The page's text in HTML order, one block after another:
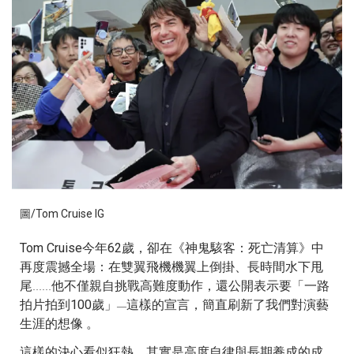
圖/Tom Cruise IG
Tom Cruise今年62歲，卻在《神鬼駭客：死亡清算》中
再度震撼全場：在雙翼⾶機機翼上倒掛、長時間⽔下甩
尾
他不僅親⾃挑戰⾼難度動作，還公開表⽰要「⼀路
拍⽚拍到100歲」
—這樣的宣⾔，簡直刷新了我們對演藝
⽣涯的想像 。